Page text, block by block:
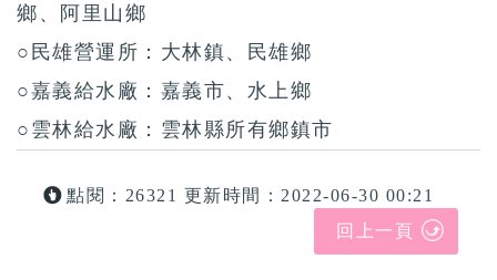
鄉、阿里山鄉
○民雄營運所：大林鎮、民雄鄉
○嘉義給水廠：嘉義市、水上鄉
○雲林給水廠：雲林縣所有鄉鎮市
點閱：26321 更新時間：2022-06-30 00:21
回上一頁